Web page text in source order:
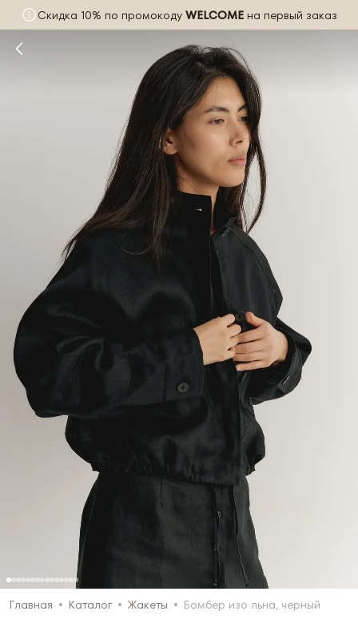
Скидка 10% по промокоду WELCOME на первый заказ
Главная Каталог Жакеты Бомбер изо льна, черный